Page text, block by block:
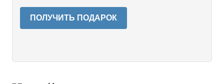
ПОЛУЧИТЬ ПОДАРОК